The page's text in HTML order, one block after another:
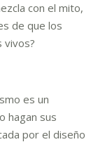
con el mito,
de que los
vivos?
es un
hagan sus
por el diseño